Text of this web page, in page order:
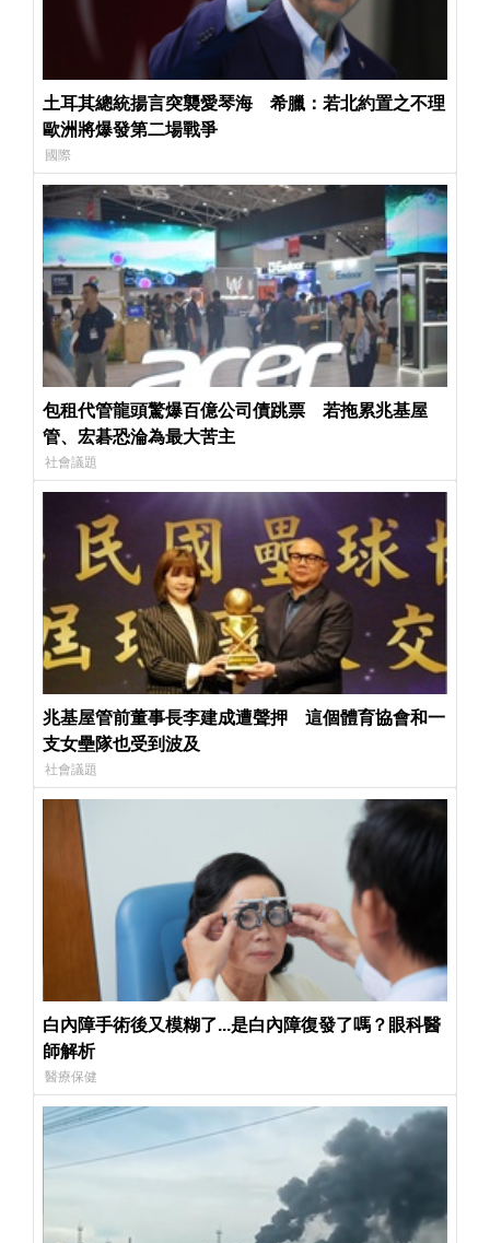
土耳其總統揚言突襲愛琴海 希臘：若北約置之不理
歐洲將爆發第二場戰爭
國際
包租代管龍頭驚爆百億公司債跳票 若拖累兆基屋
管、宏碁恐淪為最大苦主
社會議題
兆基屋管前董事長李建成遭聲押 這個體育協會和一
支女壘隊也受到波及
社會議題
白內障手術後又模糊了...是白內障復發了嗎？眼科醫
師解析
醫療保健